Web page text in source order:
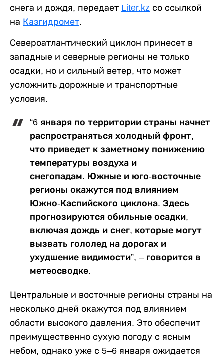
снега и дождя, передает Liter.kz со ссылкой
на Казгидромет.
Североатлантический циклон принесет в
западные и северные регионы не только
осадки, но и сильный ветер, что может
усложнить дорожные и транспортные
условия.
“6 января по территории страны начнет
распространяться холодный фронт,
что приведет к заметному понижению
температуры воздуха и
снегопадам. Южные и юго-восточные
регионы окажутся под влиянием
Южно-Каспийского циклона. Здесь
прогнозируются обильные осадки,
включая дождь и снег, которые могут
вызвать гололед на дорогах и
ухудшение видимости”, – говорится в
метеосводке.
Центральные и восточные регионы страны на
несколько дней окажутся под влиянием
области высокого давления. Это обеспечит
преимущественно сухую погоду с ясным
небом, однако уже с 5–6 января ожидается